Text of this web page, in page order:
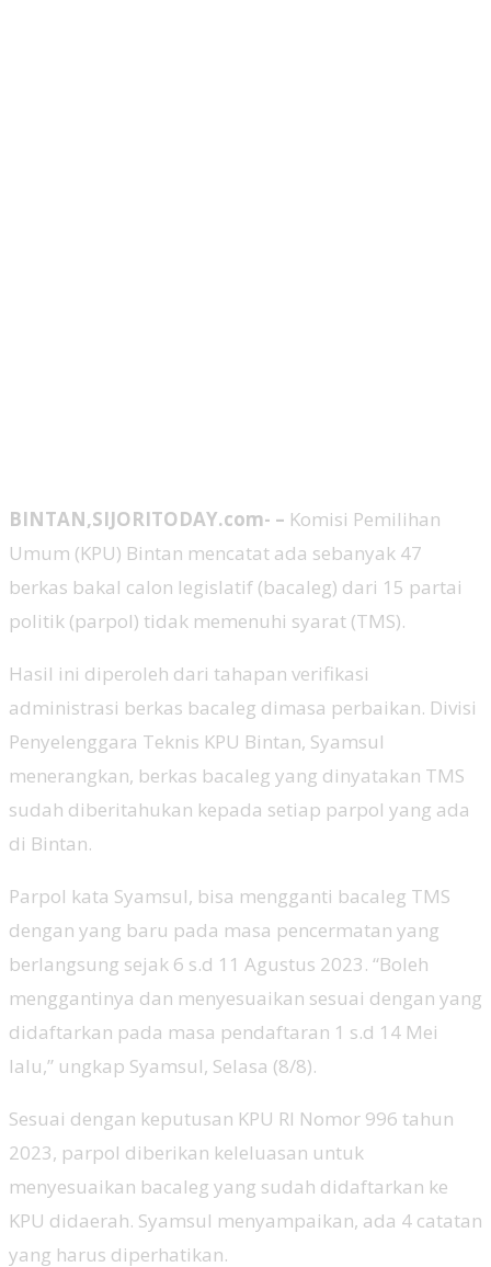
BINTAN,SIJORITODAY.com- – Komisi Pemilihan
Umum (KPU) Bintan mencatat ada sebanyak 47
berkas bakal calon legislatif (bacaleg) dari 15 partai
politik (parpol) tidak memenuhi syarat (TMS).
Hasil ini diperoleh dari tahapan verifikasi
administrasi berkas bacaleg dimasa perbaikan. Divisi
Penyelenggara Teknis KPU Bintan, Syamsul
menerangkan, berkas bacaleg yang dinyatakan TMS
sudah diberitahukan kepada setiap parpol yang ada
di Bintan.
Parpol kata Syamsul, bisa mengganti bacaleg TMS
dengan yang baru pada masa pencermatan yang
berlangsung sejak 6 s.d 11 Agustus 2023. “Boleh
menggantinya dan menyesuaikan sesuai dengan yang
didaftarkan pada masa pendaftaran 1 s.d 14 Mei
lalu,” ungkap Syamsul, Selasa (8/8).
Sesuai dengan keputusan KPU RI Nomor 996 tahun
2023, parpol diberikan keleluasan untuk
menyesuaikan bacaleg yang sudah didaftarkan ke
KPU didaerah. Syamsul menyampaikan, ada 4 catatan
yang harus diperhatikan.